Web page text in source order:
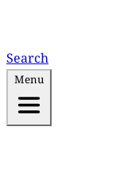
Search
Menu